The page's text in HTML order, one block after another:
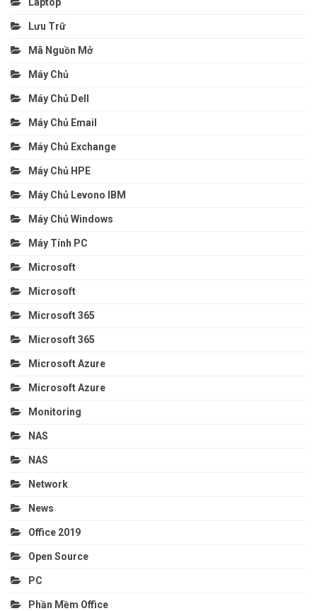
Lưu Trữ
Mã Nguồn Mở
Máy Chủ
Máy Chủ Dell
Máy Chủ Email
Máy Chủ Exchange
Máy Chủ HPE
Máy Chủ Levono IBM
Máy Chủ Windows
Máy Tính PC
Microsoft
Microsoft
Microsoft 365
Microsoft 365
Microsoft Azure
Microsoft Azure
Monitoring
NAS
NAS
Network
News
Office 2019
Open Source
PC
Phần Mềm Office